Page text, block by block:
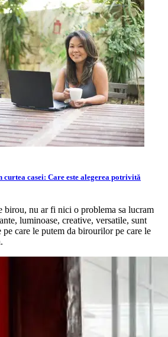
casei: Care este alegerea potrivită
birou, nu ar fi nici o problema sa lucram
luminoase, creative, versatile, sunt
care le putem da birourilor pe care le